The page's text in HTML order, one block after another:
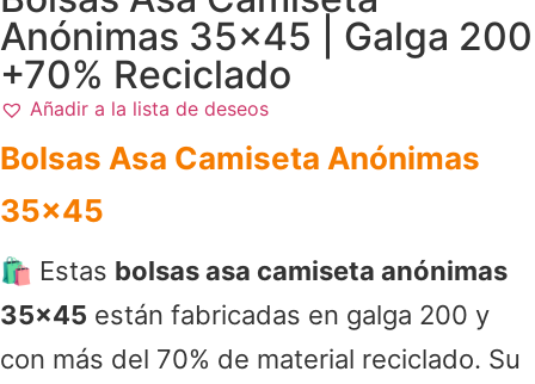
Anónimas 35×45 | Galga 200
+70% Reciclado
Añadir a la lista de deseos
Bolsas Asa Camiseta Anónimas
35×45
🛍️ Estas bolsas asa camiseta anónimas
35×45 están fabricadas en galga 200 y
con más del 70% de material reciclado. Su